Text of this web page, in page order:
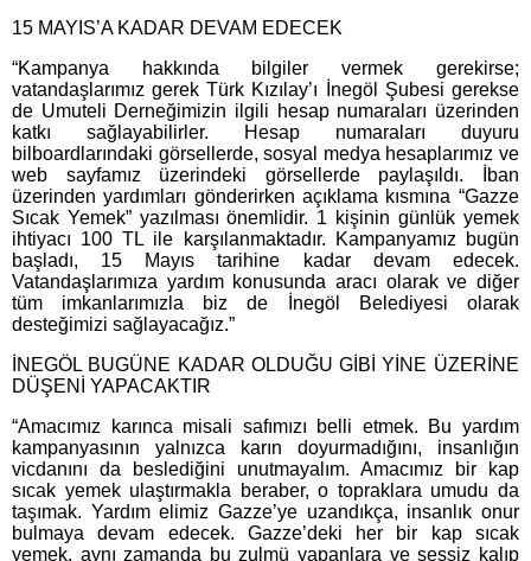
15 MAYIS’A KADAR DEVAM EDECEK
“Kampanya hakkında bilgiler vermek gerekirse;
vatandaşlarımız gerek Türk Kızılay’ı İnegöl Şubesi gerekse
de Umuteli Derneğimizin ilgili hesap numaraları üzerinden
katkı sağlayabilirler. Hesap numaraları duyuru
bilboardlarındaki görsellerde, sosyal medya hesaplarımız ve
web sayfamız üzerindeki görsellerde paylaşıldı. İban
üzerinden yardımları gönderirken açıklama kısmına “Gazze
Sıcak Yemek” yazılması önemlidir. 1 kişinin günlük yemek
ihtiyacı 100 TL ile karşılanmaktadır. Kampanyamız bugün
başladı, 15 Mayıs tarihine kadar devam edecek.
Vatandaşlarımıza yardım konusunda aracı olarak ve diğer
tüm imkanlarımızla biz de İnegöl Belediyesi olarak
desteğimizi sağlayacağız.”
İNEGÖL BUGÜNE KADAR OLDUĞU GİBİ YİNE ÜZERİNE
DÜŞENİ YAPACAKTIR
“Amacımız karınca misali safımızı belli etmek. Bu yardım
kampanyasının yalnızca karın doyurmadığını, insanlığın
vicdanını da beslediğini unutmayalım. Amacımız bir kap
sıcak yemek ulaştırmakla beraber, o topraklara umudu da
taşımak. Yardım elimiz Gazze’ye uzandıkça, insanlık onur
bulmaya devam edecek. Gazze’deki her bir kap sıcak
yemek, aynı zamanda bu zulmü yapanlara ve sessiz kalıp